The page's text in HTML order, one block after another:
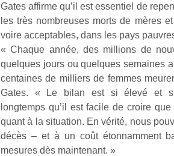
Gates affirme qu’il est essentiel de
les très nombreuses morts de mères
voire acceptables, dans les pays
« Chaque année, des millions de
quelques jours ou quelques semaines
centaines de milliers de femmes
Gates. « Le bilan est si élevé et
longtemps qu’il est facile de croire
quant à la situation. En vérité, nous
décès – et à un coût étonnamment
mesures dès maintenant. »